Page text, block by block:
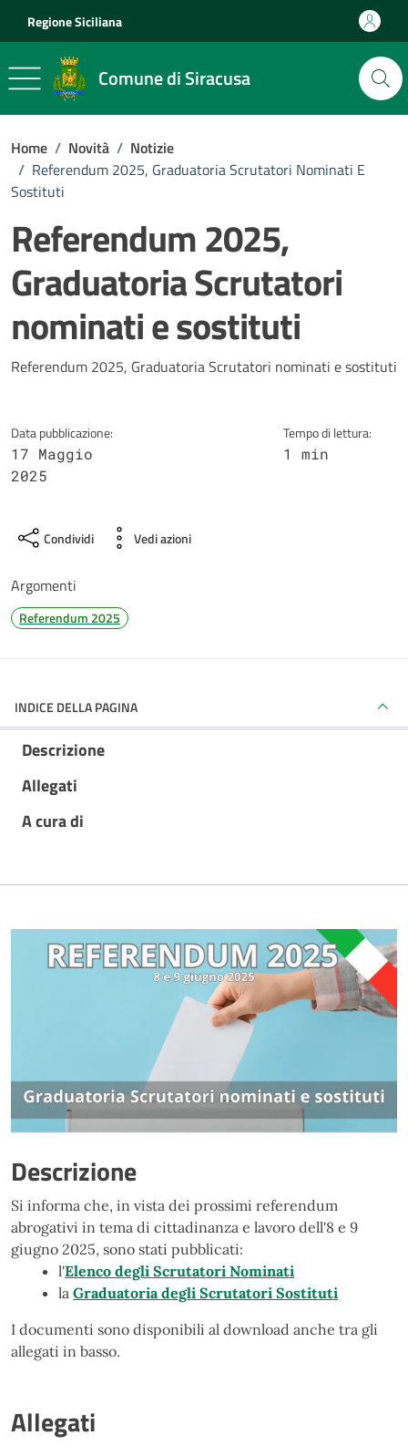
Regione Siciliana
Comune di Siracusa
Home / Novità / Notizie
/ Referendum 2025, Graduatoria Scrutatori Nominati E
Sostituti
Referendum 2025,
Graduatoria Scrutatori
nominati e sostituti
Dettagli della notizia
Referendum 2025, Graduatoria Scrutatori nominati e sostituti
Data pubblicazione:
17 Maggio
2025
Tempo di lettura:
1 min
Condividi Vedi azioni
Argomenti
Referendum 2025
INDICE DELLA PAGINA
Descrizione
Allegati
A cura di
Descrizione
Si informa che, in vista dei prossimi referendum
abrogativi in tema di cittadinanza e lavoro dell'8 e 9
giugno 2025, sono stati pubblicati:
l'Elenco degli Scrutatori Nominati
la Graduatoria degli Scrutatori Sostituti
I documenti sono disponibili al download anche tra gli
allegati in basso.
Allegati